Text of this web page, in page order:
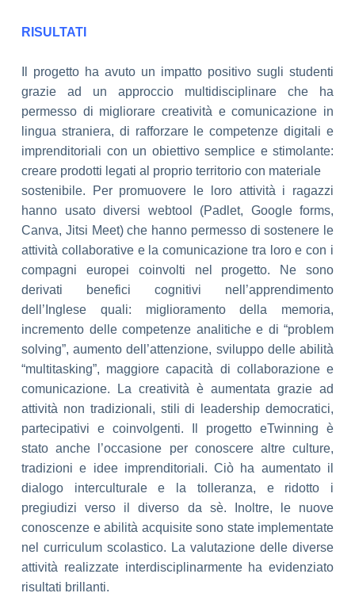
RISULTATI
Il progetto ha avuto un impatto positivo sugli studenti
grazie ad un approccio
multidisciplinare che ha
permesso di migliorare creatività e comunicazione in
lingua straniera, di rafforzare le competenze digitali e
imprenditoriali con un obiettivo semplice e stimolante:
creare prodotti legati al proprio territorio con materiale
sostenibile. Per promuovere le loro attività i ragazzi
hanno usato diversi webtool (Padlet,
Google forms,
Canva, Jitsi Meet) che hanno permesso di sostenere le
attività collaborative e la comunicazione tra loro e con i
compagni europei coinvolti nel progetto. Ne sono
derivati benefici cognitivi nell’apprendimento
dell’Inglese quali:
miglioramento della memoria,
incremento delle competenze analitiche e di “problem
solving”, aumento dell’attenzione, sviluppo delle abilità
“multitasking”, maggiore capacità di collaborazione e
comunicazione. La creatività è aumentata grazie ad
attività non tradizionali, stili di leadership democratici,
partecipativi e coinvolgenti.
Il progetto eTwinning è
stato anche l’occasione per conoscere altre culture,
tradizioni e idee imprenditoriali. Ciò ha aumentato il
dialogo interculturale e la tolleranza, e
ridotto i
pregiudizi verso il diverso da sè. Inoltre, le nuove
conoscenze e abilità acquisite sono state implementate
nel curriculum scolastico. La valutazione delle diverse
attività realizzate interdisciplinarmente ha evidenziato
risultati brillanti.